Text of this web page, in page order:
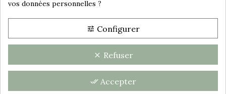
VENDU VENDU
vos données personnelles ?
tune Configurer
clear Refuser
done_all Accepter